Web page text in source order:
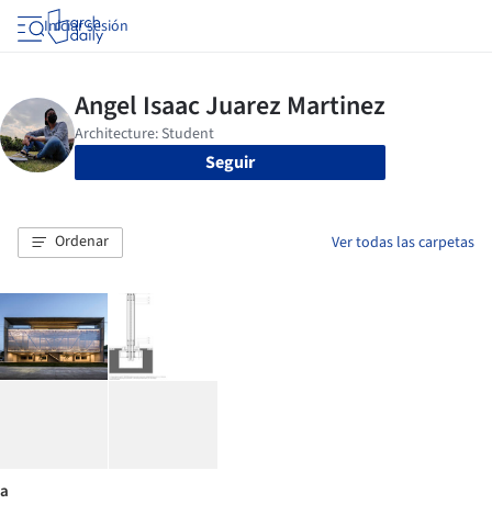
Iniciar sesión
Seguir
Ordenar Ver todas las carpetas
a